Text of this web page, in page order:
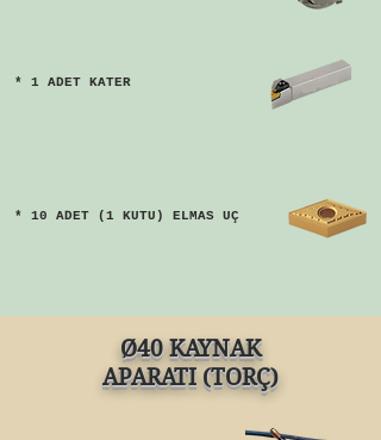
* 1 ADET KATER
* 10 ADET (1 KUTU) ELMAS UÇ
Ø40 KAYNAK
APARATI (TORÇ)